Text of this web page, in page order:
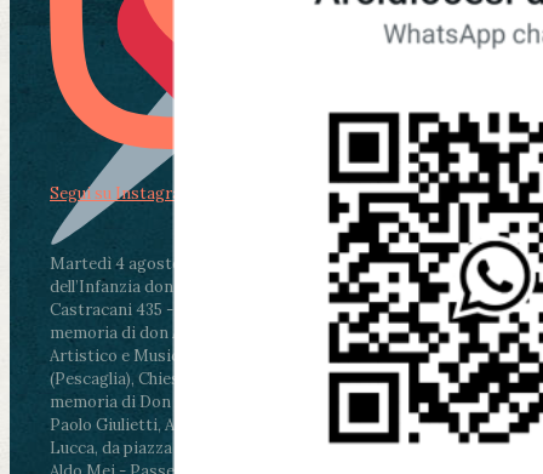
Martedì 4 agosto2026
ore 11:30 - Lucca, Scuola
dell’Infanzia don Aldo Mei - Viale Castruccio
Castracani 435 - Inaugurazione murales in
memoria di don Aldo Mei curato dal Liceo
Artistico e Musicale “Passaglia”
ore 18 - Fiano
(Pescaglia), Chiesa parrocchiale - Messa in
memoria di Don Aldo Mei celebrata da mons.
Paolo Giulietti, Arcivescovo di Lucca
ore 20.30 -
Lucca, da piazza San Michele al Cippo di don
Segui su Instagram